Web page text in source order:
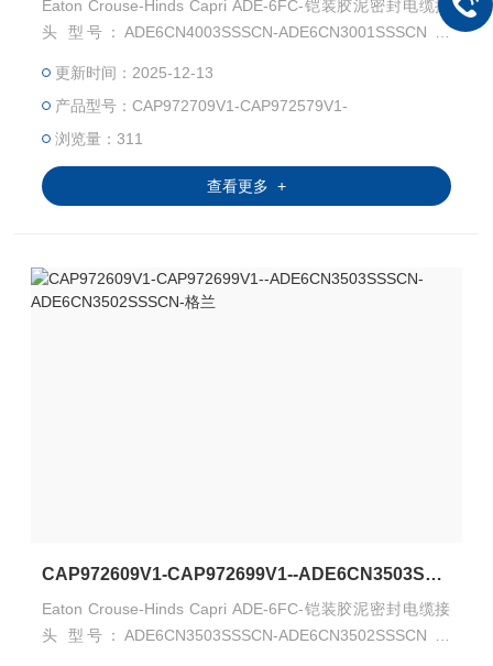
Eaton Crouse-Hinds Capri ADE-6FC-铠装胶泥密封电缆接
头 型号：ADE6CN4003SSSCN-ADE6CN3001SSSCN 料
装电缆，并包含复合屏障 Capri ADE-6FC 适用于 IEC IIC 气
体组和 NEC I 类 1 区安装。
更新时间：2025-12-13
产品型号：CAP972709V1-CAP972579V1-
浏览量：311
查看更多 +
CAP972609V1-CAP972699V1--ADE6CN3503SSSCN-ADE6CN3502SSSCN-格兰
Eaton Crouse-Hinds Capri ADE-6FC-铠装胶泥密封电缆接
头 型号：ADE6CN3503SSSCN-ADE6CN3502SSSCN 料